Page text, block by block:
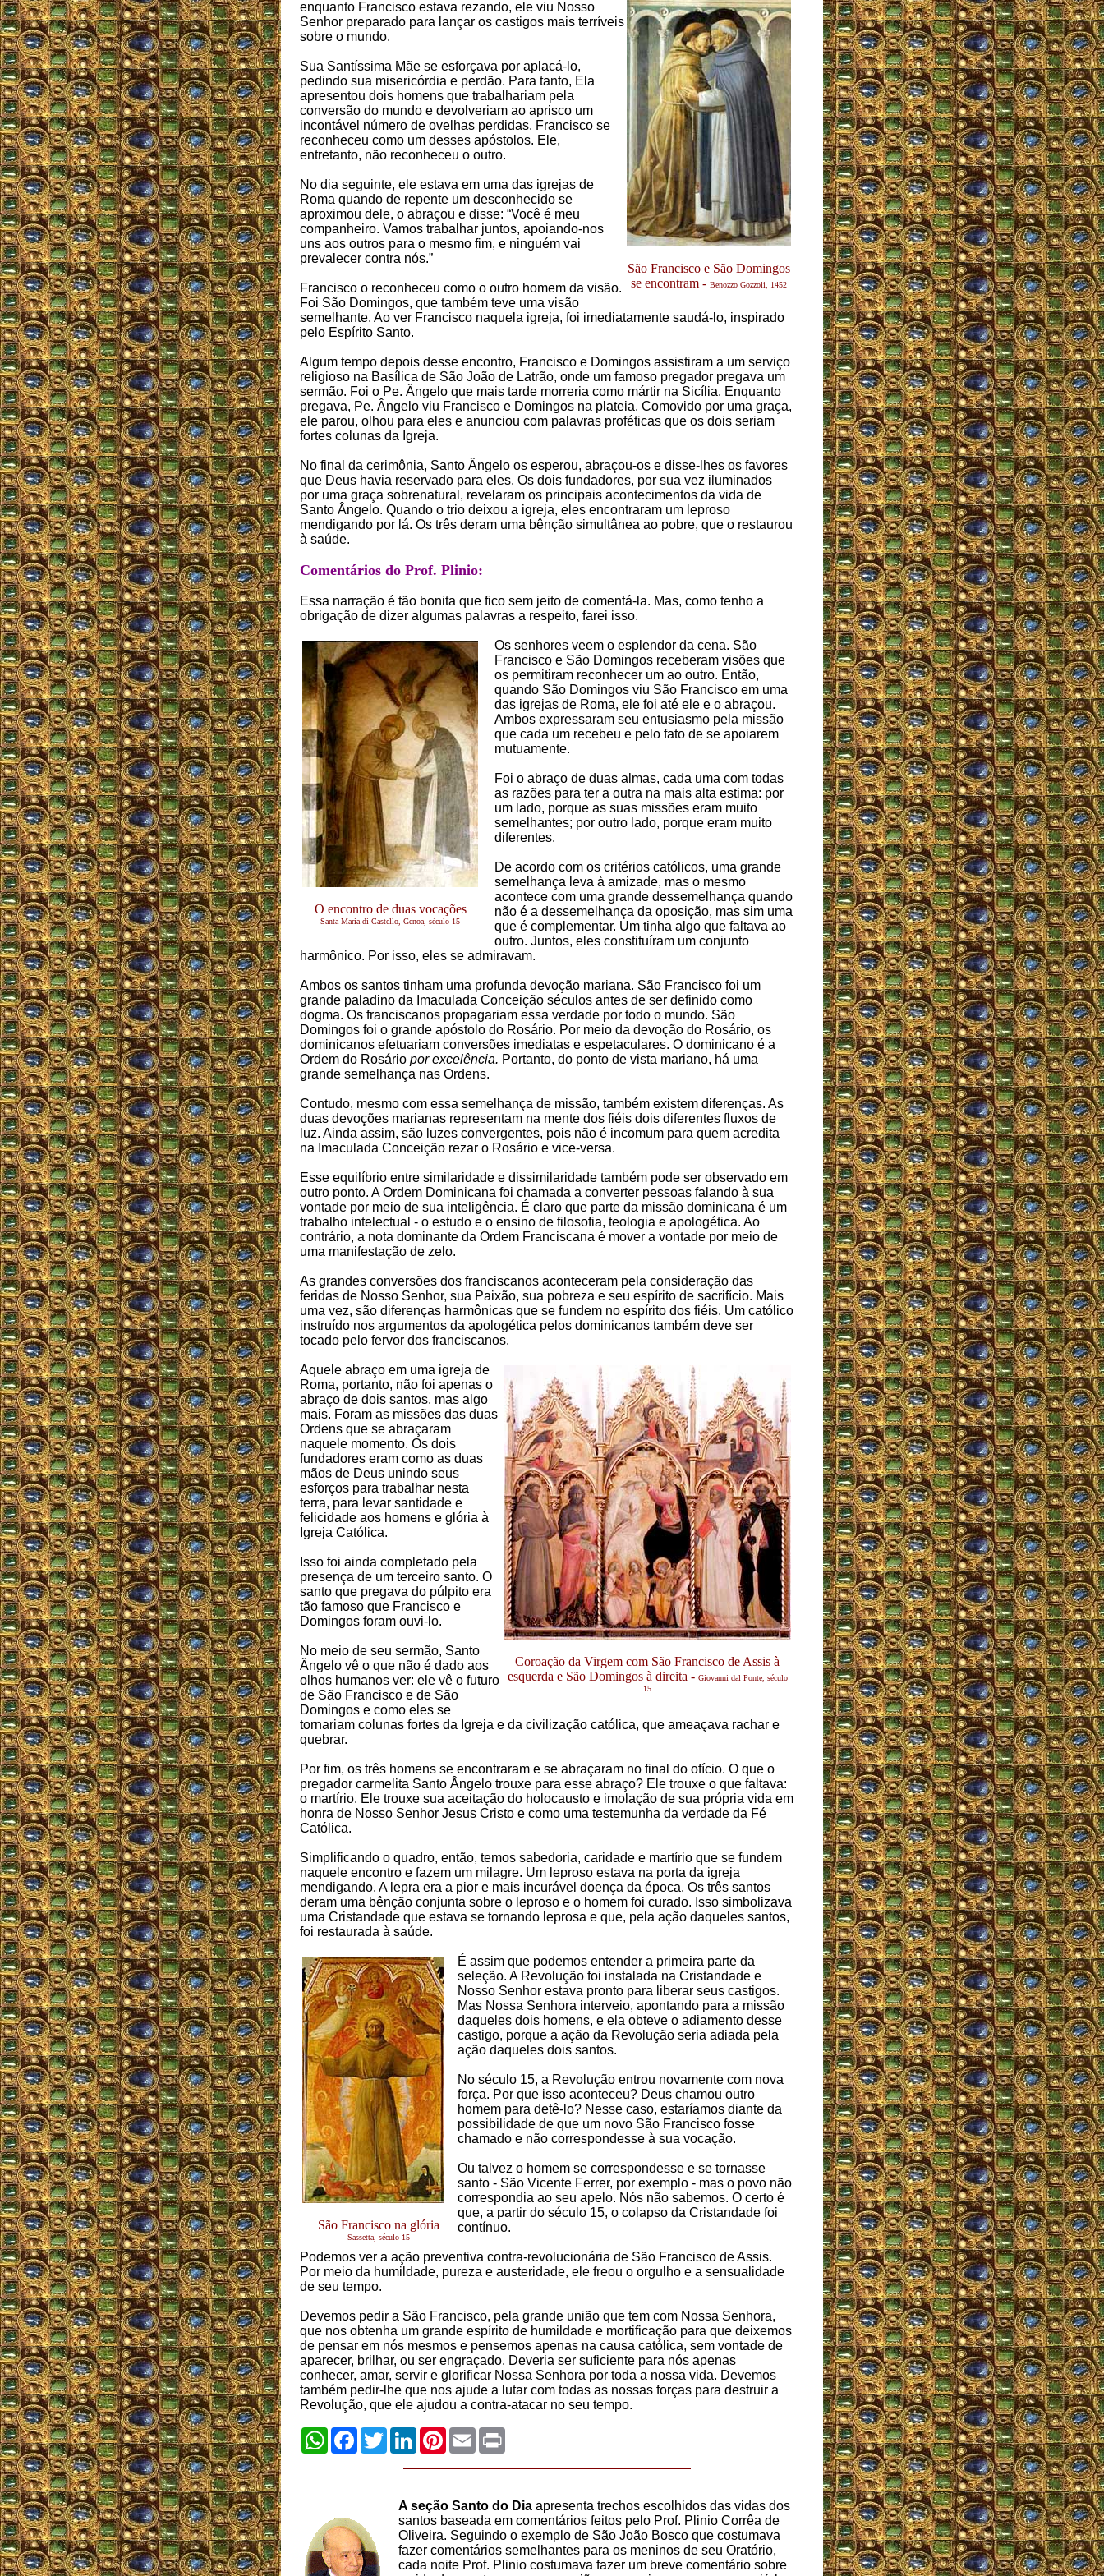
São Francisco e São Domingos
se encontram - Benozzo Gozzoli, 1452
enquanto Francisco estava rezando, ele viu Nosso
Senhor preparado para lançar os castigos mais terríveis
sobre o mundo.
Sua Santíssima Mãe se esforçava por aplacá-lo,
pedindo sua misericórdia e perdão. Para tanto, Ela
apresentou dois homens que trabalhariam pela
conversão do mundo e devolveriam ao aprisco um
incontável número de ovelhas perdidas. Francisco se
reconheceu como um desses apóstolos. Ele,
entretanto, não reconheceu o outro.
No dia seguinte, ele estava em uma das igrejas de
Roma quando de repente um desconhecido se
aproximou dele, o abraçou e disse: “Você é meu
companheiro. Vamos trabalhar juntos, apoiando-nos
uns aos outros para o mesmo fim, e ninguém vai
prevalecer contra nós.”
Francisco o reconheceu como o outro homem da visão.
Foi São Domingos, que também teve uma visão
semelhante. Ao ver Francisco naquela igreja, foi imediatamente saudá-lo, inspirado
pelo Espírito Santo.
Algum tempo depois desse encontro, Francisco e Domingos assistiram a um serviço
religioso na Basílica de São João de Latrão, onde um famoso pregador pregava um
sermão. Foi o Pe. Ângelo que mais tarde morreria como mártir na Sicília. Enquanto
pregava, Pe. Ângelo viu Francisco e Domingos na plateia. Comovido por uma graça,
ele parou, olhou para eles e anunciou com palavras proféticas que os dois seriam
fortes colunas da Igreja.
No final da cerimônia, Santo Ângelo os esperou, abraçou-os e disse-lhes os favores
que Deus havia reservado para eles. Os dois fundadores, por sua vez iluminados
por uma graça sobrenatural, revelaram os principais acontecimentos da vida de
Santo Ângelo. Quando o trio deixou a igreja, eles encontraram um leproso
mendigando por lá. Os três deram uma bênção simultânea ao pobre, que o restaurou
à saúde.
Comentários do Prof. Plinio:
Essa narração é tão bonita que fico sem jeito de comentá-la. Mas, como tenho a
obrigação de dizer algumas palavras a respeito, farei isso.
O encontro de duas vocações
Santa Maria di Castello, Genoa, século 15
Os senhores veem o esplendor da cena. São
Francisco e São Domingos receberam visões que
os permitiram reconhecer um ao outro. Então,
quando São Domingos viu São Francisco em uma
das igrejas de Roma, ele foi até ele e o abraçou.
Ambos expressaram seu entusiasmo pela missão
que cada um recebeu e pelo fato de se apoiarem
mutuamente.
Foi o abraço de duas almas, cada uma com todas
as razões para ter a outra na mais alta estima: por
um lado, porque as suas missões eram muito
semelhantes; por outro lado, porque eram muito
diferentes.
De acordo com os critérios católicos, uma grande
semelhança leva à amizade, mas o mesmo
acontece com uma grande dessemelhança quando
não é a dessemelhança da oposição, mas sim uma
que é complementar. Um tinha algo que faltava ao
outro. Juntos, eles constituíram um conjunto
harmônico. Por isso, eles se admiravam.
Ambos os santos tinham uma profunda devoção mariana. São Francisco foi um
grande paladino da Imaculada Conceição séculos antes de ser definido como
dogma. Os franciscanos propagariam essa verdade por todo o mundo. São
Domingos foi o grande apóstolo do Rosário. Por meio da devoção do Rosário, os
dominicanos efetuariam conversões imediatas e espetaculares. O dominicano é a
Ordem do Rosário por excelência. Portanto, do ponto de vista mariano, há uma
grande semelhança nas Ordens.
Contudo, mesmo com essa semelhança de missão, também existem diferenças. As
duas devoções marianas representam na mente dos fiéis dois diferentes fluxos de
luz. Ainda assim, são luzes convergentes, pois não é incomum para quem acredita
na Imaculada Conceição rezar o Rosário e vice-versa.
Esse equilíbrio entre similaridade e dissimilaridade também pode ser observado em
outro ponto. A Ordem Dominicana foi chamada a converter pessoas falando à sua
vontade por meio de sua inteligência. É claro que parte da missão dominicana é um
trabalho intelectual - o estudo e o ensino de filosofia, teologia e apologética. Ao
contrário, a nota dominante da Ordem Franciscana é mover a vontade por meio de
uma manifestação de zelo.
As grandes conversões dos franciscanos aconteceram pela consideração das
feridas de Nosso Senhor, sua Paixão, sua pobreza e seu espírito de sacrifício. Mais
uma vez, são diferenças harmônicas que se fundem no espírito dos fiéis. Um católico
instruído nos argumentos da apologética pelos dominicanos também deve ser
tocado pelo fervor dos franciscanos.
Coroação da Virgem com São Francisco de Assis à
esquerda e São Domingos à direita - Giovanni dal Ponte, século
15
Aquele abraço em uma igreja de
Roma, portanto, não foi apenas o
abraço de dois santos, mas algo
mais. Foram as missões das duas
Ordens que se abraçaram
naquele momento. Os dois
fundadores eram como as duas
mãos de Deus unindo seus
esforços para trabalhar nesta
terra, para levar santidade e
felicidade aos homens e glória à
Igreja Católica.
Isso foi ainda completado pela
presença de um terceiro santo. O
santo que pregava do púlpito era
tão famoso que Francisco e
Domingos foram ouvi-lo.
No meio de seu sermão, Santo
Ângelo vê o que não é dado aos
olhos humanos ver: ele vê o futuro
de São Francisco e de São
Domingos e como eles se
tornariam colunas fortes da Igreja e da civilização católica, que ameaçava rachar e
quebrar.
Por fim, os três homens se encontraram e se abraçaram no final do ofício. O que o
pregador carmelita Santo Ângelo trouxe para esse abraço? Ele trouxe o que faltava:
o martírio. Ele trouxe sua aceitação do holocausto e imolação de sua própria vida em
honra de Nosso Senhor Jesus Cristo e como uma testemunha da verdade da Fé
Católica.
Simplificando o quadro, então, temos sabedoria, caridade e martírio que se fundem
naquele encontro e fazem um milagre. Um leproso estava na porta da igreja
mendigando. A lepra era a pior e mais incurável doença da época. Os três santos
deram uma bênção conjunta sobre o leproso e o homem foi curado. Isso simbolizava
uma Cristandade que estava se tornando leprosa e que, pela ação daqueles santos,
foi restaurada à saúde.
São Francisco na glória
Sassetta, século 15
É assim que podemos entender a primeira parte da
seleção. A Revolução foi instalada na Cristandade e
Nosso Senhor estava pronto para liberar seus castigos.
Mas Nossa Senhora interveio, apontando para a missão
daqueles dois homens, e ela obteve o adiamento desse
castigo, porque a ação da Revolução seria adiada pela
ação daqueles dois santos.
No século 15, a Revolução entrou novamente com nova
força. Por que isso aconteceu? Deus chamou outro
homem para detê-lo? Nesse caso, estaríamos diante da
possibilidade de que um novo São Francisco fosse
chamado e não correspondesse à sua vocação.
Ou talvez o homem se correspondesse e se tornasse
santo - São Vicente Ferrer, por exemplo - mas o povo não
correspondia ao seu apelo. Nós não sabemos. O certo é
que, a partir do século 15, o colapso da Cristandade foi
contínuo.
Podemos ver a ação preventiva contra-revolucionária de São Francisco de Assis.
Por meio da humildade, pureza e austeridade, ele freou o orgulho e a sensualidade
de seu tempo.
Devemos pedir a São Francisco, pela grande união que tem com Nossa Senhora,
que nos obtenha um grande espírito de humildade e mortificação para que deixemos
de pensar em nós mesmos e pensemos apenas na causa católica, sem vontade de
aparecer, brilhar, ou ser engraçado. Deveria ser suficiente para nós apenas
conhecer, amar, servir e glorificar Nossa Senhora por toda a nossa vida. Devemos
também pedir-lhe que nos ajude a lutar com todas as nossas forças para destruir a
Revolução, que ele ajudou a contra-atacar no seu tempo.
WhatsApp
FacebookTwitterLinkedInPinterest
Email
A seção Santo do Dia apresenta trechos escolhidos das vidas dos
santos baseada em comentários feitos pelo Prof. Plinio Corrêa de
Oliveira. Seguindo o exemplo de São João Bosco que costumava
fazer comentários semelhantes para os meninos de seu Oratório,
cada noite Prof. Plinio costumava fazer um breve comentário sobre